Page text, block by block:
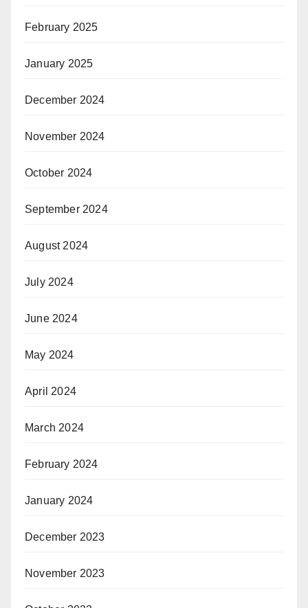
February 2025
January 2025
December 2024
November 2024
October 2024
September 2024
August 2024
July 2024
June 2024
May 2024
April 2024
March 2024
February 2024
January 2024
December 2023
November 2023